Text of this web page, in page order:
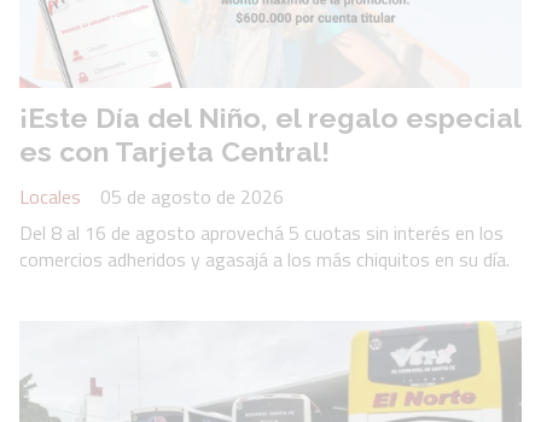
¡Este Día del Niño, el regalo especial
es con Tarjeta Central!
Locales
05 de agosto de 2026
Del 8 al 16 de agosto aprovechá 5 cuotas sin interés en los
comercios adheridos y agasajá a los más chiquitos en su día.